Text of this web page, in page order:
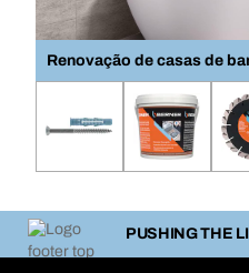
Renovação de casas de
PUSHING THE